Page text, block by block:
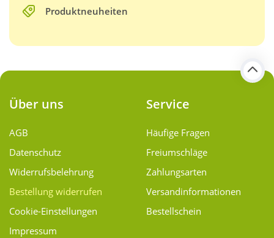
Produktneuheiten
Über uns
AGB
Datenschutz
Widerrufsbelehrung
Bestellung widerrufen
Cookie-Einstellungen
Impressum
Service
Häufige Fragen
Freiumschläge
Zahlungsarten
Versand­informationen
Bestellschein